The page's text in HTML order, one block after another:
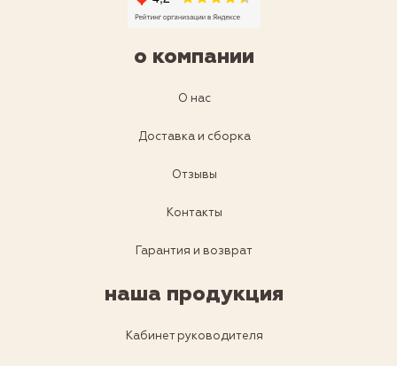
о компании
О нас
Доставка и сборка
Отзывы
Контакты
Гарантия и возврат
наша продукция
Кабинет руководителя